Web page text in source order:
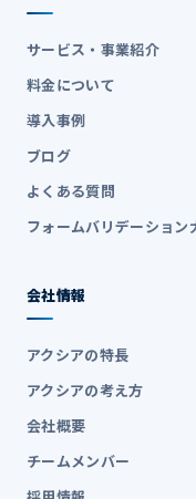
サービス・事業紹介
料金について
導入事例
ブログ
よくある質問
フォームバリデーション
会社情報
アクシアの特長
アクシアの考え方
会社概要
チームメンバー